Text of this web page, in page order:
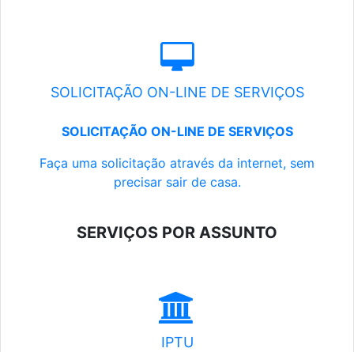
SOLICITAÇÃO ON-LINE DE SERVIÇOS
SOLICITAÇÃO ON-LINE DE SERVIÇOS
Faça uma solicitação através da internet, sem
precisar sair de casa.
SERVIÇOS POR ASSUNTO
IPTU